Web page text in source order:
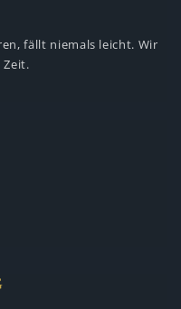
fällt niemals leicht. Wir
Zeit.